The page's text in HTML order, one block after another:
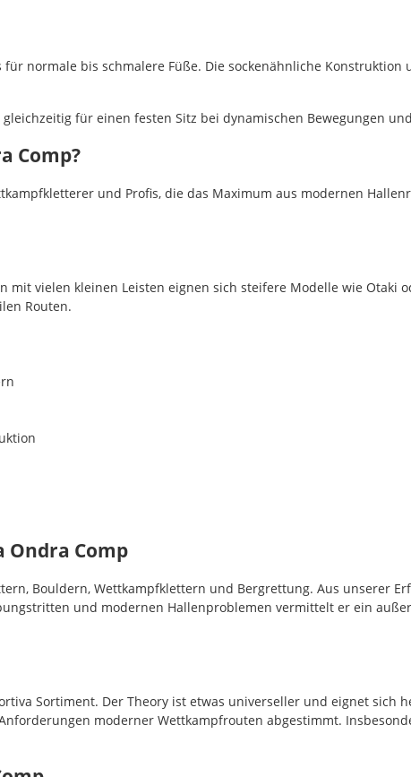
normale bis schmalere Füße. Die sockenähnliche
für einen festen Sitz bei dynamischen Bewegungen
Comp?
und Profis, die das Maximum aus modernen
mit vielen kleinen Leisten eignen sich steifere Modelle wie Otaki
Routen.
Ondra Comp
Bouldern, Wettkampfklettern und Bergrettung. Aus unserer
und modernen Hallenproblemen vermittelt er ein
Sortiment. Der Theory ist etwas universeller und eignet
moderner Wettkampfrouten abgestimmt.